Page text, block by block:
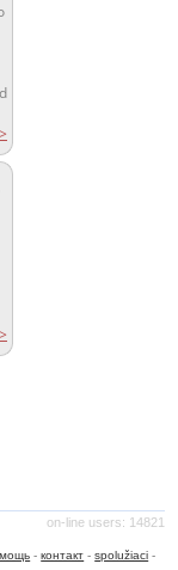
on-line users: 14821
-контакт -spolužiaci -